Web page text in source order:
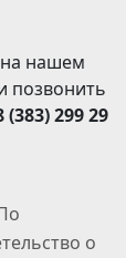
нашем
позвонить
(383) 299 29
о